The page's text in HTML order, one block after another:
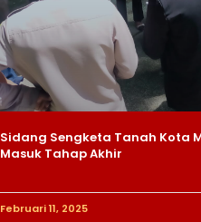
Sidang Sengketa Tanah Kota
Masuk Tahap Akhir
Februari 11, 2025